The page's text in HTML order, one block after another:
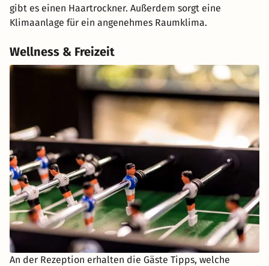
gibt es einen Haartrockner. Außerdem sorgt eine
Klimaanlage für ein angenehmes Raumklima.
Wellness & Freizeit
An der Rezeption erhalten die Gäste Tipps, welche